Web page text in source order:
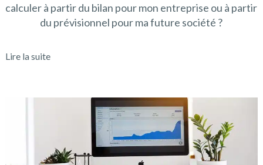
calculer à partir du bilan pour mon entreprise ou à partir
du prévisionnel pour ma future société ?
Lire la suite